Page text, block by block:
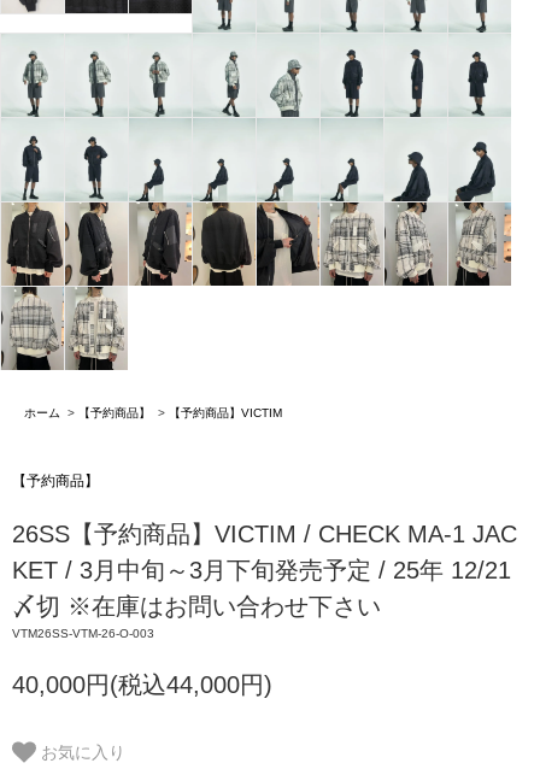
ホーム > 【予約商品】 > 【予約商品】VICTIM
【予約商品】
26SS【予約商品】VICTIM / CHECK MA-1 JAC
KET / 3月中旬～3月下旬発売予定 / 25年 12/21
〆切 ※在庫はお問い合わせ下さい
VTM26SS-VTM-26-O-003
40,000円(税込44,000円)
お気に入り